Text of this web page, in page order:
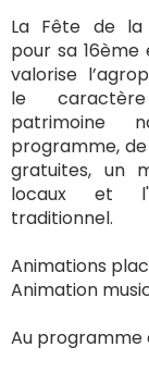
La Fête de la
pour sa
valorise
le
patrimoine
programme,
gratuites, un
locaux et
traditionnel.
Animations
Animation
Au programme